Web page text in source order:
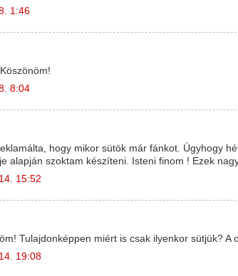
1:46
8:04
hogy mikor sütök már fánkot. Úgyhogy
alapján szoktam készíteni. Isteni finom ! Ezek
15:52
Tulajdonképpen miért is csak ilyenkor sütjük? A
19:08